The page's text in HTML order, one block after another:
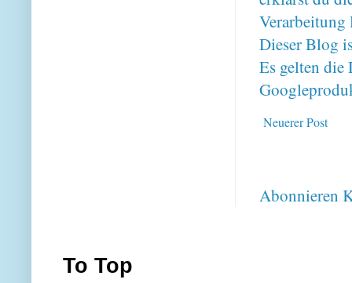
Verarbeitung
Dieser Blog
Es gelten
Neuerer Post
Abonnieren
To Top